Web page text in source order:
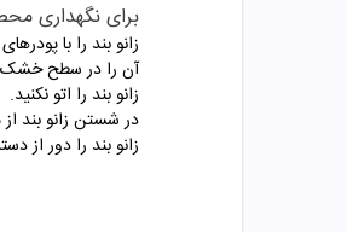
برای نگهداری
زانو بند را با پودرهای ملایم
آن را در سطح خشک
زانو بند را اتو نکنید.
در شستن زانو بند از
زانو بند را دور از